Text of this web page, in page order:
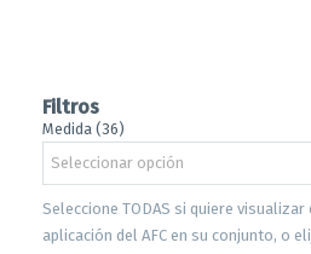
Filtros
Medida (36)
Seleccionar opción
Seleccione TODAS si quiere
aplicación del AFC en su conjunto, o